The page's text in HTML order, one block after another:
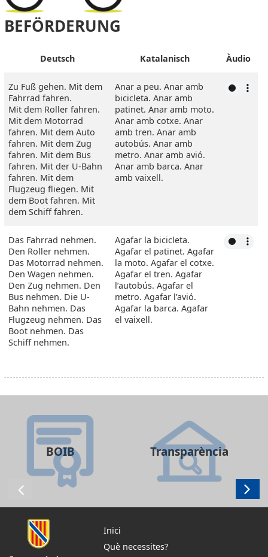
BEFÖRDERUNG
Deutsch Katalanisch Àudio
Zu Fuß gehen. Mit dem
Fahrrad fahren.
Mit dem Roller fahren.
Mit dem Motorrad
fahren. Mit dem Auto
fahren. Mit dem Zug
fahren. Mit dem Bus
fahren. Mit der U-Bahn
fahren. Mit dem
Flugzeug fliegen. Mit
dem Boot fahren. Mit
dem Schiff fahren.
Anar a peu. Anar amb
bicicleta. Anar amb
patinet. Anar amb moto.
Anar amb cotxe. Anar
amb tren. Anar amb
autobús. Anar amb
metro. Anar amb avió.
Anar amb barca. Anar
amb vaixell.
Das Fahrrad nehmen.
Den Roller nehmen.
Das Motorrad nehmen.
Den Wagen nehmen.
Den Zug nehmen. Den
Bus nehmen. Die U-
Bahn nehmen. Das
Flugzeug nehmen. Das
Boot nehmen. Das
Schiff nehmen.
Agafar la bicicleta.
Agafar el patinet. Agafar
la moto. Agafar el cotxe.
Agafar el tren. Agafar
l’autobús. Agafar el
metro. Agafar l’avió.
Agafar la barca. Agafar
el vaixell.
BOIB Transparència
Inici
Què necessites?